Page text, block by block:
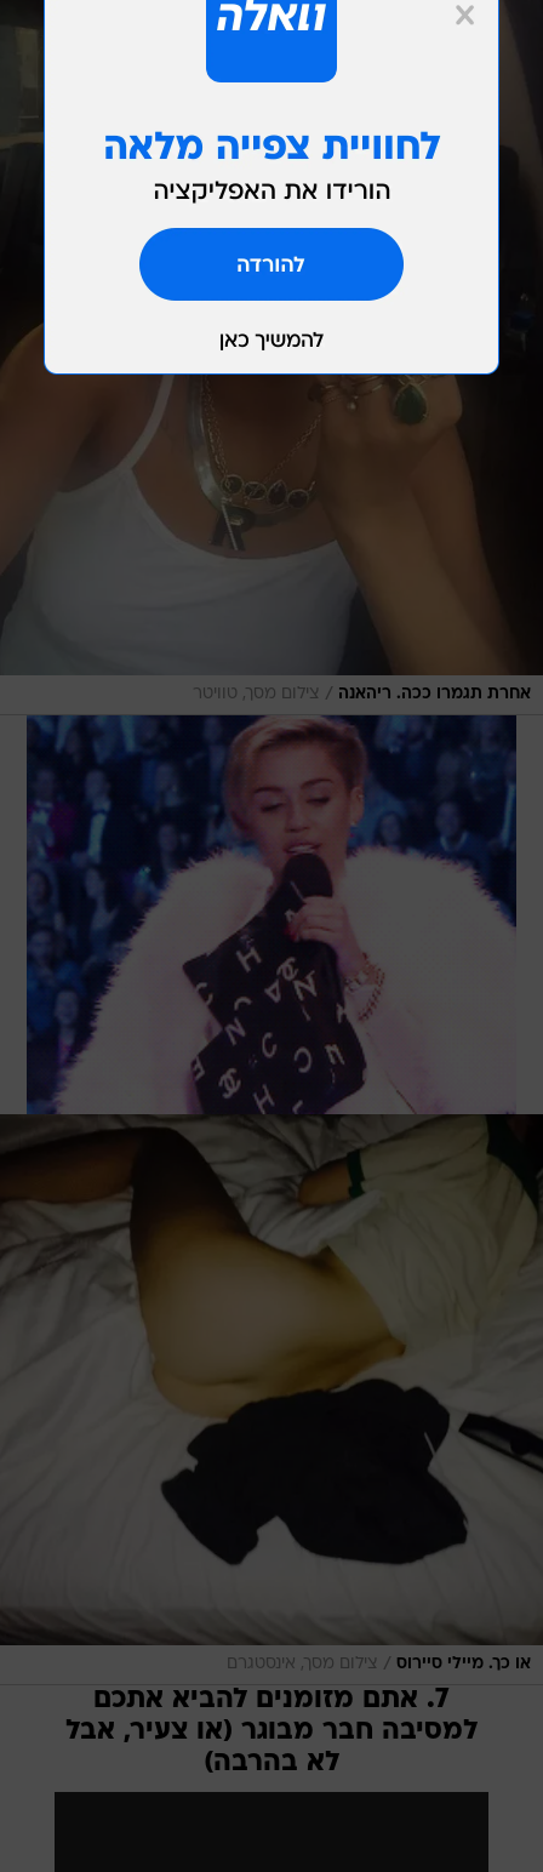
אחרת תגמרו ככה. ריהאנה / צילום מסך, טוויטר
או כך. מיילי סיירוס / צילום מסך, אינסטגרם
7. אתם מזומנים להביא אתכם
למסיבה חבר מבוגר (או צעיר, אבל
לא בהרבה)